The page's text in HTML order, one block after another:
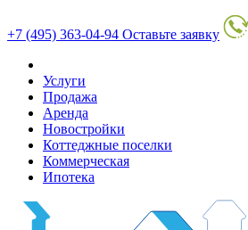
+7 (495) 363-04-94 Оставьте заявку
Услуги
Продажа
Аренда
Новостройки
Коттеджные поселки
Коммерческая
Ипотека